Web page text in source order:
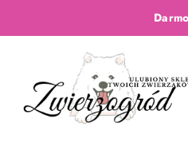
Przejdź do treści
Przejdź do wyszukiwarki
Przejdź do moje konto
Przejdź do menu
Przejdź do opisu